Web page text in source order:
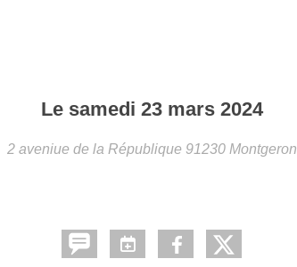
Le samedi 23 mars 2024
2 aveniue de la République 91230 Montgeron